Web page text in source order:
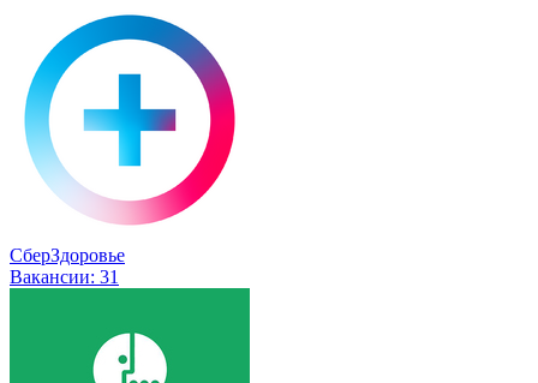
СберЗдоровье
Вакансии: 31